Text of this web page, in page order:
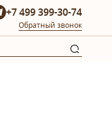
+7 499 399-30-74
Обратный звонок